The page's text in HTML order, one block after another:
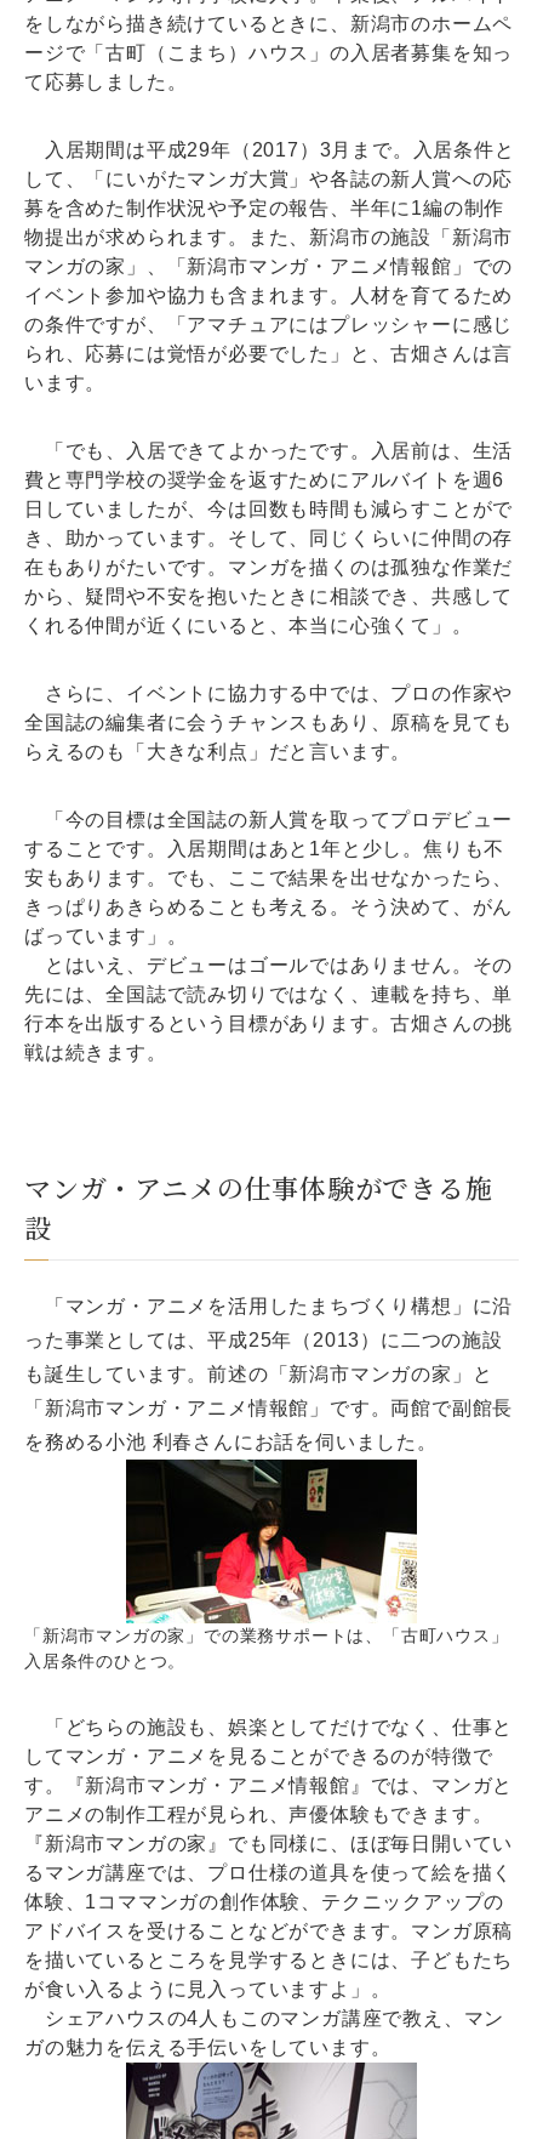
をしながら描き続けているときに、新潟市のホームペ
ージで「古町（こまち）ハウス」の入居者募集を知っ
て応募しました。
入居期間は平成29年（2017）3月まで。入居条件と
して、「にいがたマンガ大賞」や各誌の新人賞への応
募を含めた制作状況や予定の報告、半年に1編の制作
物提出が求められます。また、新潟市の施設「新潟市
マンガの家」、「新潟市マンガ・アニメ情報館」での
イベント参加や協力も含まれます。人材を育てるため
の条件ですが、「アマチュアにはプレッシャーに感じ
られ、応募には覚悟が必要でした」と、古畑さんは言
います。
「でも、入居できてよかったです。入居前は、生活
費と専門学校の奨学金を返すためにアルバイトを週6
日していましたが、今は回数も時間も減らすことがで
き、助かっています。そして、同じくらいに仲間の存
在もありがたいです。マンガを描くのは孤独な作業だ
から、疑問や不安を抱いたときに相談でき、共感して
くれる仲間が近くにいると、本当に心強くて」。
さらに、イベントに協力する中では、プロの作家や
全国誌の編集者に会うチャンスもあり、原稿を見ても
らえるのも「大きな利点」だと言います。
「今の目標は全国誌の新人賞を取ってプロデビュー
することです。入居期間はあと1年と少し。焦りも不
安もあります。でも、ここで結果を出せなかったら、
きっぱりあきらめることも考える。そう決めて、がん
ばっています」。
とはいえ、デビューはゴールではありません。その
先には、全国誌で読み切りではなく、連載を持ち、単
行本を出版するという目標があります。古畑さんの挑
戦は続きます。
マンガ・アニメの仕事体験ができる施
設
「マンガ・アニメを活用したまちづくり構想」に沿
った事業としては、平成25年（2013）に二つの施設
も誕生しています。前述の「新潟市マンガの家」と
「新潟市マンガ・アニメ情報館」です。両館で副館長
を務める小池 利春さんにお話を伺いました。
「新潟市マンガの家」での業務サポートは、「古町ハウス」
入居条件のひとつ。
「どちらの施設も、娯楽としてだけでなく、仕事と
してマンガ・アニメを見ることができるのが特徴で
す。『新潟市マンガ・アニメ情報館』では、マンガと
アニメの制作工程が見られ、声優体験もできます。
『新潟市マンガの家』でも同様に、ほぼ毎日開いてい
るマンガ講座では、プロ仕様の道具を使って絵を描く
体験、1コママンガの創作体験、テクニックアップの
アドバイスを受けることなどができます。マンガ原稿
を描いているところを見学するときには、子どもたち
が食い入るように見入っていますよ」。
シェアハウスの4人もこのマンガ講座で教え、マン
ガの魅力を伝える手伝いをしています。